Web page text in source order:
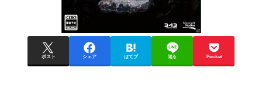
ポスト シェア はてブ 送る Pocket